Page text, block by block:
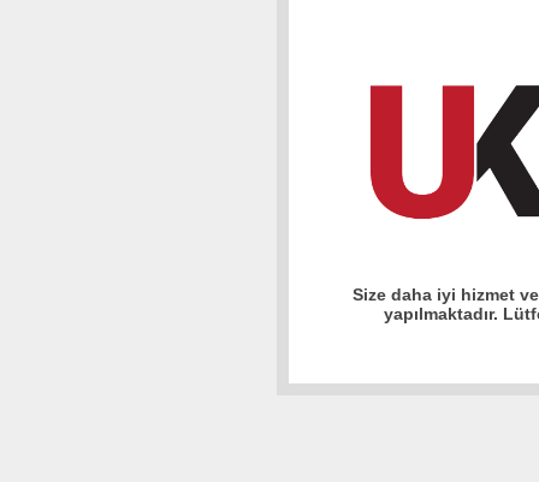
Size daha iyi hizmet
yapılmaktadır.